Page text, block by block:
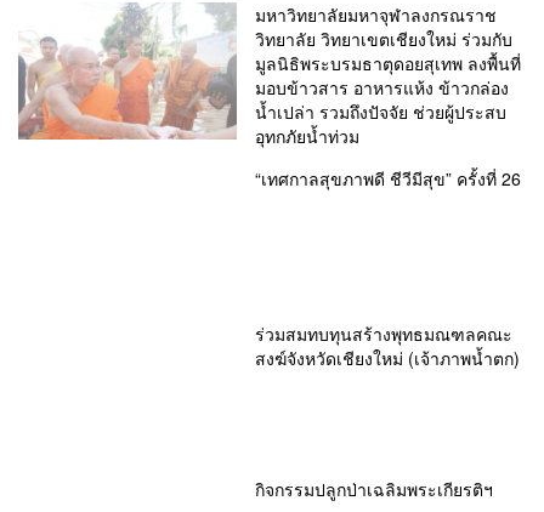
มหาวิทยาลัยมหาจุฬาลงกรณราช
วิทยาลัย วิทยาเขตเชียงใหม่ ร่วมกับ
มูลนิธิพระบรมธาตุดอยสุเทพ ลงพื้นที่
มอบข้าวสาร อาหารแห้ง ข้าวกล่อง
น้ำเปล่า รวมถึงปัจจัย ช่วยผู้ประสบ
อุทกภัยน้ำท่วม
“เทศกาลสุขภาพดี ชีวีมีสุข” ครั้งที่ 26
ร่วมสมทบทุนสร้างพุทธมณฑลคณะ
สงฆ์จังหวัดเชียงใหม่ (เจ้าภาพน้ำตก)
กิจกรรมปลูกป่าเฉลิมพระเกียรติฯ